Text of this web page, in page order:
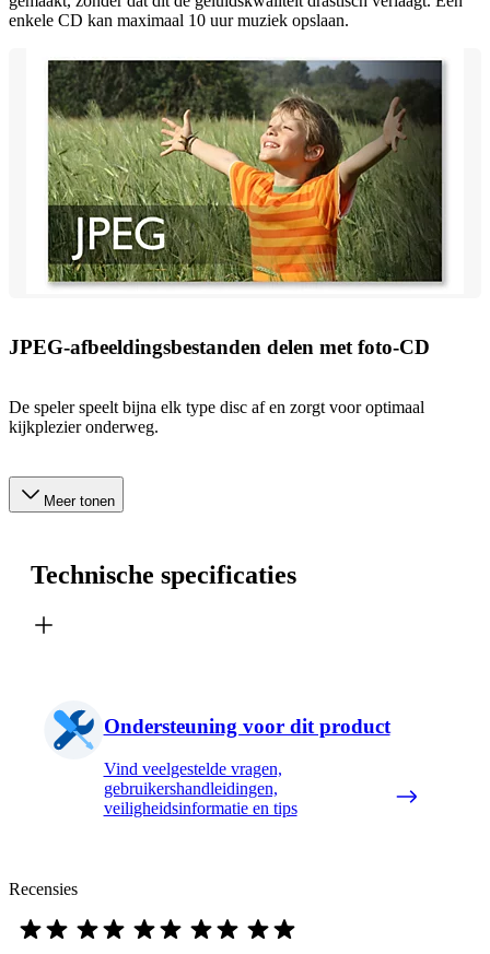
enkele CD kan maximaal 10 uur muziek opslaan.
JPEG-afbeeldingsbestanden delen met foto-CD
De speler speelt bijna elk type disc af en zorgt voor optimaal
kijkplezier onderweg.
Meer tonen
Technische specificaties
Ondersteuning voor dit product
Vind veelgestelde vragen,
gebruikershandleidingen,
veiligheidsinformatie en tips
Recensies